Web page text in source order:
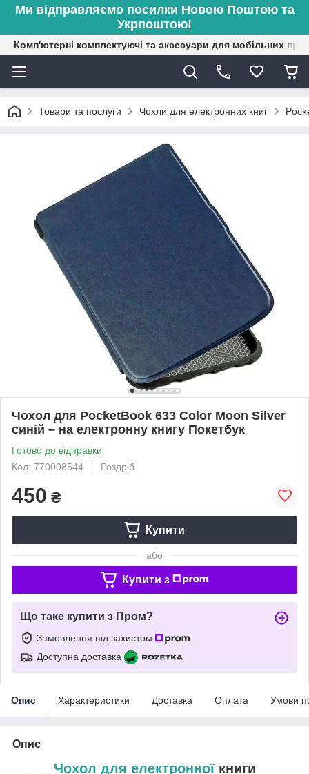
Ми відправляємо посилки Новою Поштою та
Укрпоштою!
Комп'ютерні комплектуючі та аксесуари для мобільних
Товари та послуги Чохли для електронних книг
Чохол для PocketBook 633 Color Moon Silver
синій – на електронну книгу Покетбук
Готово до відправки
Код: 770008544
Роздріб
450 ₴
Купити
або
Купити з
Що таке купити з Пром?
Замовлення під захистом
Доступна доставка
Опис Характеристики Доставка Оплата Умови
Опис
Чохол для електронноїкниги